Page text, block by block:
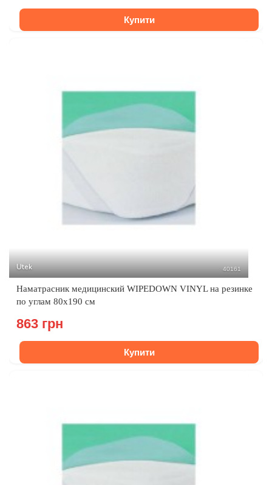
Купити
Utek 40161
Наматрасник медицинский WIPEDOWN VINYL на резинке
по углам 80х190 см
863 грн
Купити